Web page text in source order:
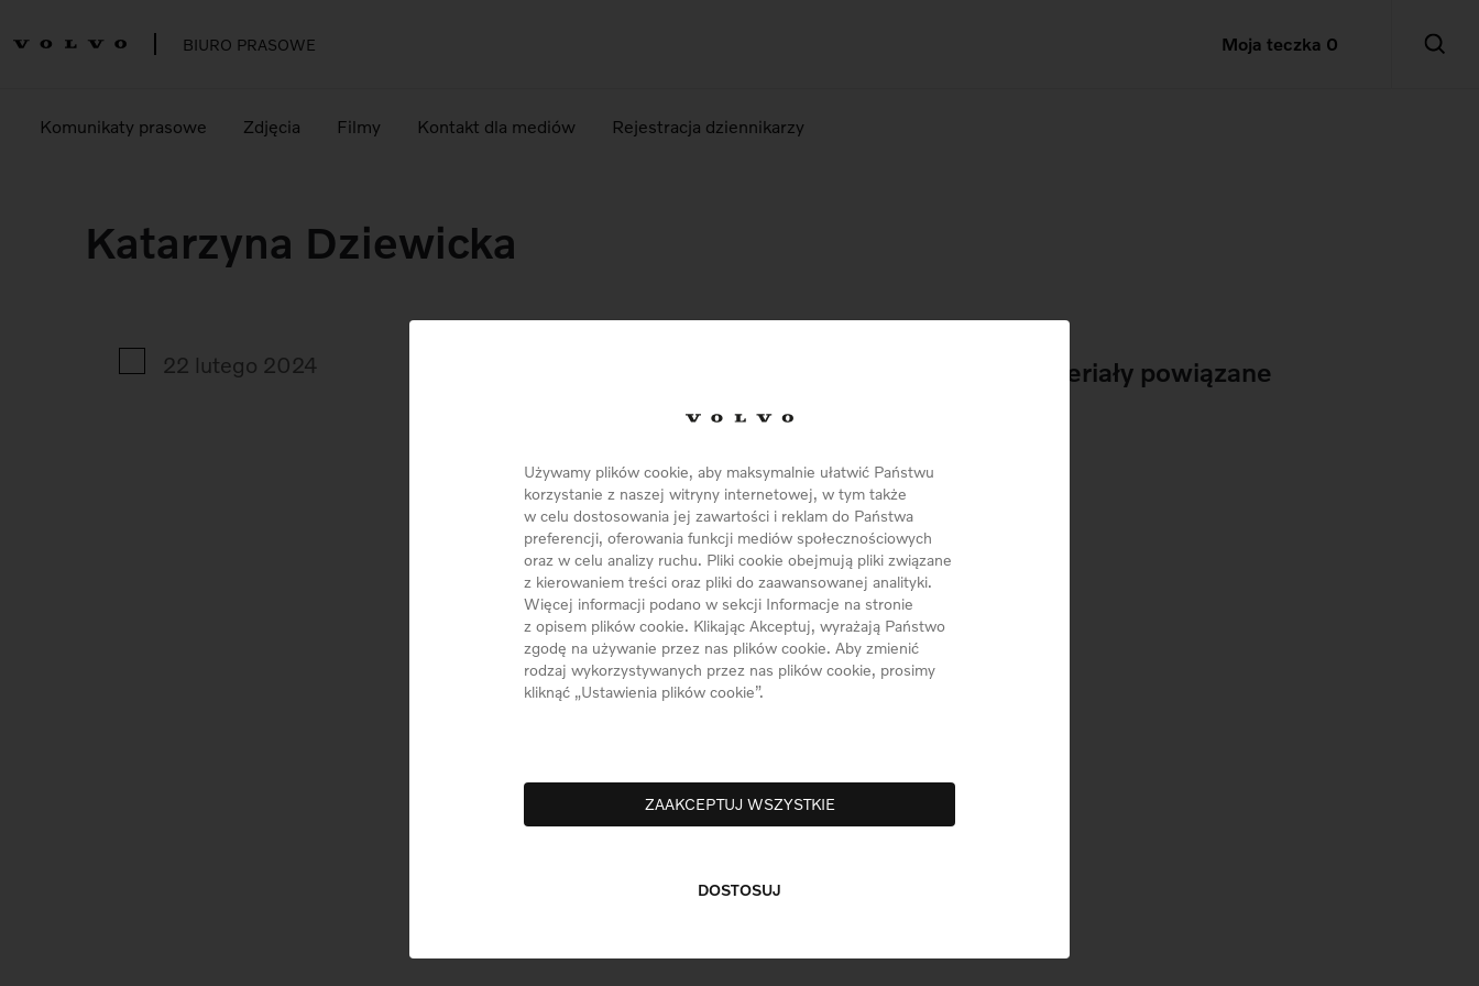
Używamy plików cookie, aby maksymalnie ułatwić Państwu
korzystanie z naszej witryny internetowej, w tym także
w celu dostosowania jej zawartości i reklam do Państwa
preferencji, oferowania funkcji mediów społecznościowych
oraz w celu analizy ruchu. Pliki cookie obejmują pliki związane
z kierowaniem treści oraz pliki do zaawansowanej analityki.
Więcej informacji podano w sekcji Informacje na stronie
z opisem plików cookie. Klikając Akceptuj, wyrażają Państwo
zgodę na używanie przez nas plików cookie. Aby zmienić
rodzaj wykorzystywanych przez nas plików cookie, prosimy
kliknąć „Ustawienia plików cookie”.
ZAAKCEPTUJ WSZYSTKIE
DOSTOSUJ
BIURO PRASOWE Moja teczka 0
Komunikaty prasowe Zdjęcia Filmy Kontakt dla mediów Rejestracja dziennikarzy
Katarzyna Dziewicka
22 lutego 2024 Materiały powiązane